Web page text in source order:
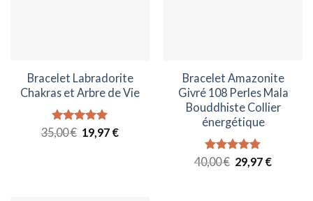
Bracelet Labradorite
Chakras et Arbre de Vie
Note 4.92
35,00€ Le
prix
19,97 €Le
Bracelet Amazonite
Givré 108 Perles Mala
Bouddhiste Collier
énergétique
Note 5.00
40,00€ Le
prix
29,97 €Le